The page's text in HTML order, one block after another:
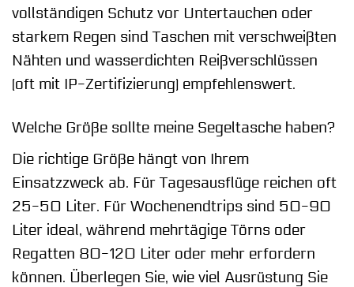
vollständigen Schutz vor Untertauchen oder
starkem Regen sind Taschen mit verschweißten
Nähten und wasserdichten Reißverschlüssen
(oft mit IP-Zertifizierung) empfehlenswert.
Welche Größe sollte meine Segeltasche haben?
Die richtige Größe hängt von Ihrem
Einsatzzweck ab. Für Tagesausflüge reichen oft
25-50 Liter. Für Wochenendtrips sind 50-90
Liter ideal, während mehrtägige Törns oder
Regatten 80-120 Liter oder mehr erfordern
können. Überlegen Sie, wie viel Ausrüstung Sie